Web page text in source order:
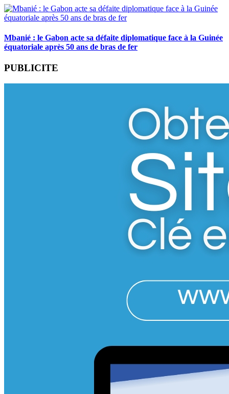
Mbanié : le Gabon acte sa défaite diplomatique face à la Guinée
équatoriale après 50 ans de bras de fer
PUBLICITE